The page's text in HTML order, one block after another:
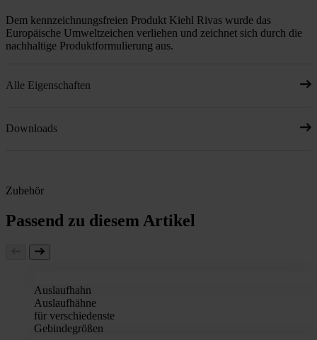
Dem kennzeichnungsfreien Produkt Kiehl Rivas wurde das
Europäische Umweltzeichen verliehen und zeichnet sich durch die
nachhaltige Produktformulierung aus.
Alle Eigenschaften
Downloads
Zubehör
Passend zu diesem Artikel
Auslaufhahn
Auslaufhähne
für verschiedenste
Gebindegrößen